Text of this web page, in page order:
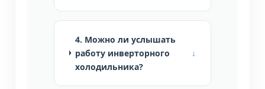
4. Можно ли услышать
работу инверторного
холодильника?